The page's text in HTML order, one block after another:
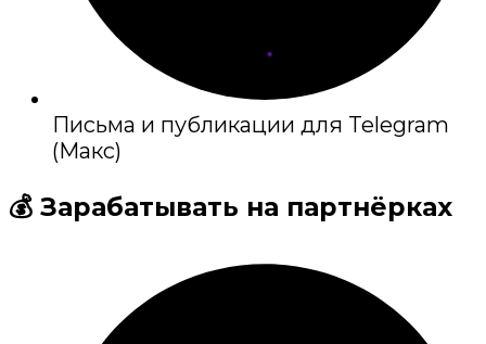
Письма и публикации для Telegram
(Макс)
💰 Зарабатывать на партнёрках